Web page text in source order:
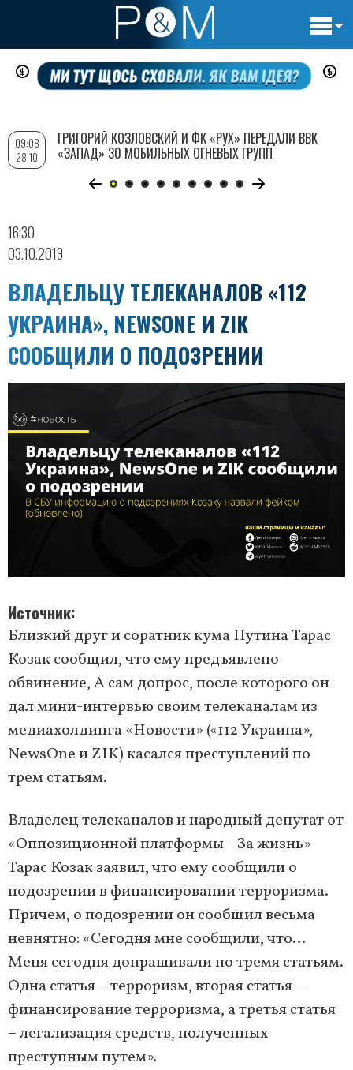
Перейти
содержанию
16:30
03.10.2019
ВЛАДЕЛЬЦУ ТЕЛЕКАНАЛОВ «112
УКРАИНА», NEWSONE И ZIK
СООБЩИЛИ О ПОДОЗРЕНИИ
Источник
Близкий друг и соратник кума Путина Тарас
Козак сообщил, что ему предъявлено
обвинение, А сам допрос, после которого он
дал мини-интервью своим телеканалам из
медиахолдинга «Новости» («112 Украина»,
NewsOne и ZIK) касался преступлений по
трем статьям.
Владелец телеканалов и народный депутат от
«Оппозиционной платформы - За жизнь»
Тарас Козак заявил, что ему сообщили о
подозрении в финансировании терроризма.
Причем, о подозрении он сообщил весьма
невнятно: «Сегодня мне сообщили, что…
Меня сегодня допрашивали по тремя статьям.
Одна статья – терроризм, вторая статья –
финансирование терроризма, а третья статья
– легализация средств, полученных
преступным путем».
09:08
28.10
ГРИГОРИЙ КОЗЛОВСКИЙ И ФК «РУХ» ПЕРЕДАЛИ ВВК
«ЗАПАД» 30 МОБИЛЬНЫХ ОГНЕВЫХ ГРУПП